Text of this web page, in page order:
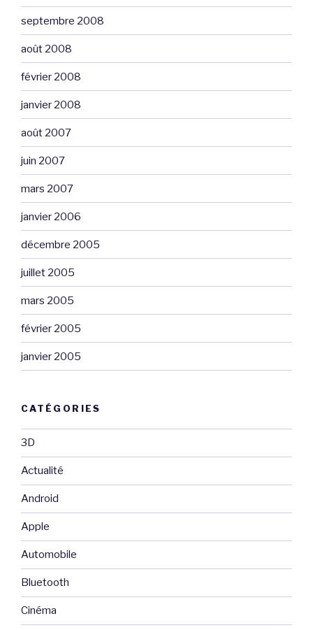
septembre 2008
août 2008
février 2008
janvier 2008
août 2007
juin 2007
mars 2007
janvier 2006
décembre 2005
juillet 2005
mars 2005
février 2005
janvier 2005
CATÉGORIES
3D
Actualité
Android
Apple
Automobile
Bluetooth
Cinéma